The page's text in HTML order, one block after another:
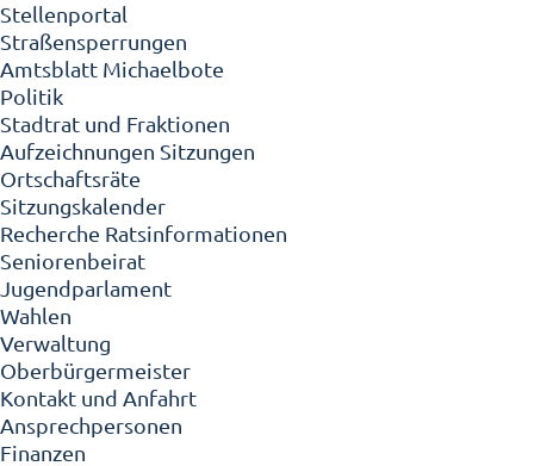
Stellenportal
Straßensperrungen
Amtsblatt Michaelbote
Politik
Stadtrat und Fraktionen
Aufzeichnungen Sitzungen
Ortschaftsräte
Sitzungskalender
Recherche Ratsinformationen
Seniorenbeirat
Jugendparlament
Wahlen
Verwaltung
Oberbürgermeister
Kontakt und Anfahrt
Ansprechpersonen
Finanzen